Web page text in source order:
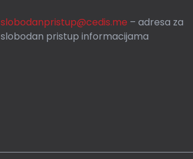
slobodanpristup@cedis.me – adresa za
slobodan pristup informacijama